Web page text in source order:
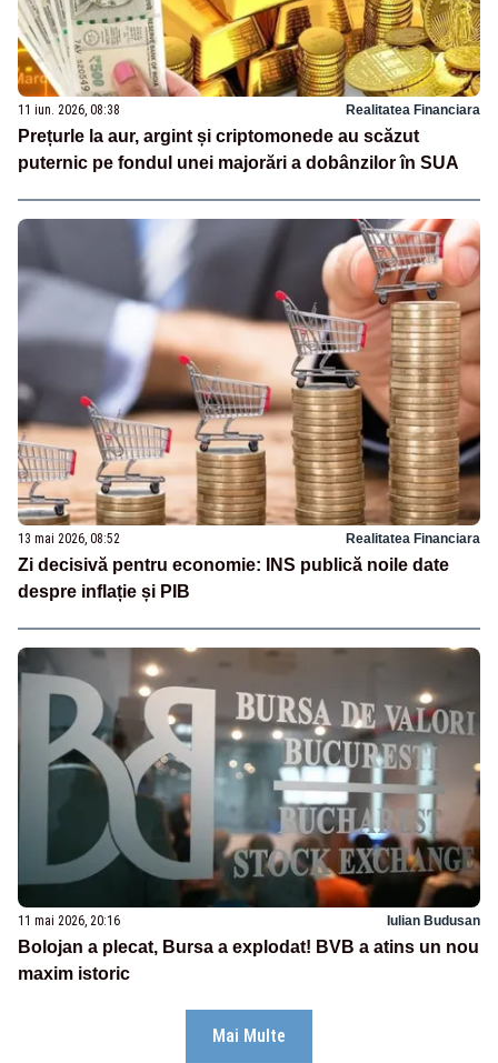
11 iun. 2026, 08:38 Realitatea Financiara
Prețurle la aur, argint și criptomonede au scăzut
puternic pe fondul unei majorări a dobânzilor în SUA
13 mai 2026, 08:52 Realitatea Financiara
Zi decisivă pentru economie: INS publică noile date
despre inflație și PIB
11 mai 2026, 20:16 Iulian Budusan
Bolojan a plecat, Bursa a explodat! BVB a atins un nou
maxim istoric
Mai Multe